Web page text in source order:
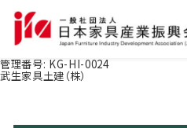
管理番号: KG-HI-0024
武生家具土建（株）